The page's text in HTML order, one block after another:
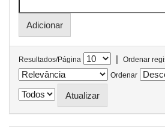
Resultados/Página |
Ordenar
Ordenar